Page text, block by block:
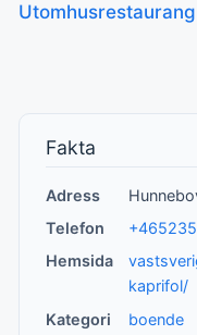
Fakta
Adress
Telefon
Hemsida
kaprifol/
Kategori
boende